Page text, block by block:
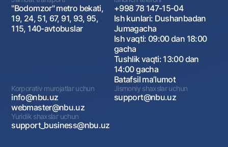
"Bodomzor" metro bekati,
19, 24, 51, 67, 91, 93, 95,
115, 140-avtobuslar
+998 78 147-15-04
Ish kunlari: Dushanbadan
Jumagacha
Ish vaqti: 09:00 dan 18:00
gacha
Tushlik vaqti: 13:00 dan
14:00 gacha
Batafsil maʼlumot
Korporativ murojatlar uchun
info@nbu.uz
webmaster@nbu.uz
Jismoniy shaxslar uchun
support@nbu.uz
Yuridik shaxslar uchun
support_business@nbu.uz